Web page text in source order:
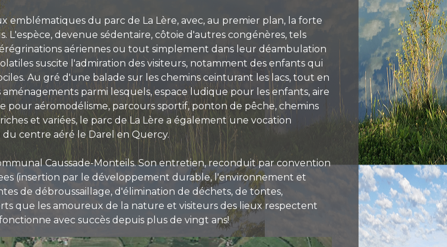
emblématiques du parc de La Lère, avec, au premier plan, la forte
L'espèce, devenue sédentaire, côtoie d'autres congénères, tels
aériennes ou tout simplement dans leur déambulation
suscite l'admiration des visiteurs, notamment des enfants qui
Au gré d'une balade sur les chemins ceinturant les lacs, tout en
parmi lesquels, espace ludique pour les enfants, aire
aéromodélisme, parcours sportif, ponton de pêche, chemins
et variées, le parc de La Lère a également une vocation
du centre aéré le Darel en Quercy.
Caussade-Monteils. Son entretien, reconduit par convention
(insertion par le développement durable, l'environnement et
de débroussaillage, d'élimination de déchets, de tontes,
que les amoureux de la nature et visiteurs des lieux respectent
avec succès depuis plus de vingt ans!